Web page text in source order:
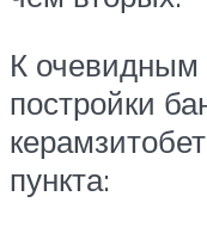
К
постройки
пункта: